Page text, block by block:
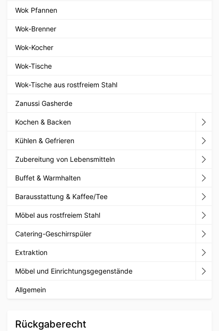
Wok Pfannen
Wok-Brenner
Wok-Kocher
Wok-Tische
Wok-Tische aus rostfreiem Stahl
Zanussi Gasherde
Kochen & Backen
Kühlen & Gefrieren
Zubereitung von Lebensmitteln
Buffet & Warmhalten
Barausstattung & Kaffee/Tee
Möbel aus rostfreiem Stahl
Catering-Geschirrspüler
Extraktion
Möbel und Einrichtungsgegenstände
Allgemein
Rückgaberecht